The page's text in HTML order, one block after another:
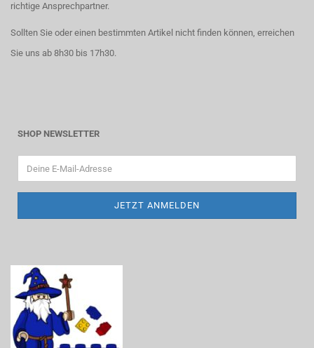
richtige Ansprechpartner.
Sollten Sie oder einen bestimmten Artikel nicht finden können, erreichen
Sie uns ab 8h30 bis 17h30.
SHOP NEWSLETTER